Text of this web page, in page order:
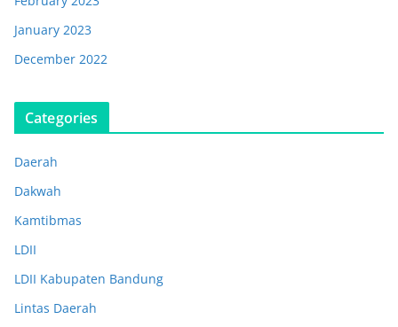
January 2023
December 2022
Categories
Daerah
Dakwah
Kamtibmas
LDII
LDII Kabupaten Bandung
Lintas Daerah